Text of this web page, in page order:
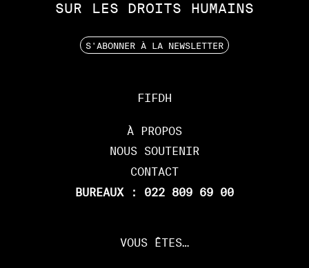
FIFDH
À PROPOS
NOUS SOUTENIR
CONTACT
BUREAUX : 022 809 69 00
SUR
LES DROITS HUMAINS
S'ABONNER À LA NEWSLETTER
VOUS ÊTES…